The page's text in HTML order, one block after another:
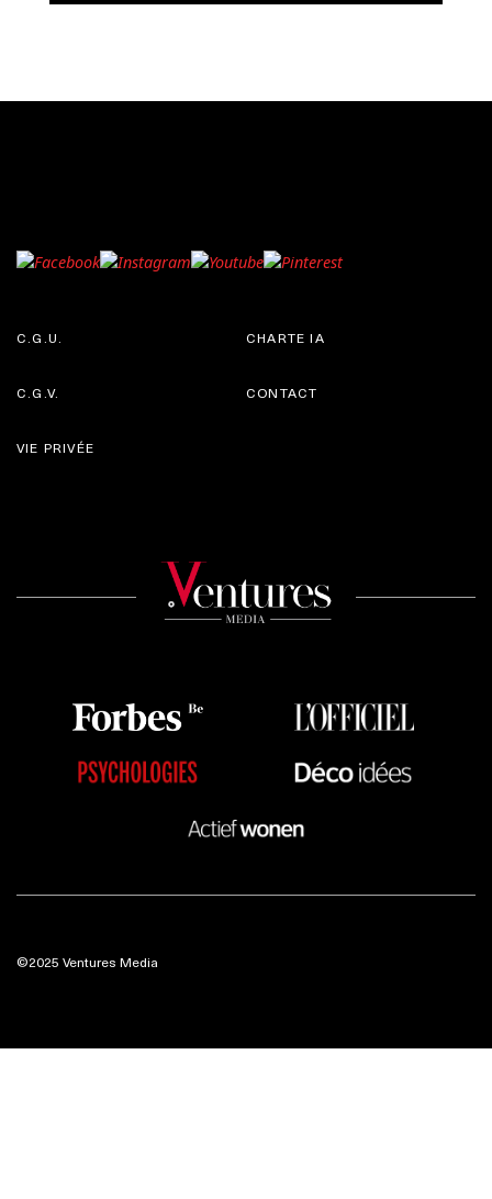
C.G.U.
C.G.V.
CHARTE IA
CONTACT
VIE PRIVÉE
©2025 Ventures Media